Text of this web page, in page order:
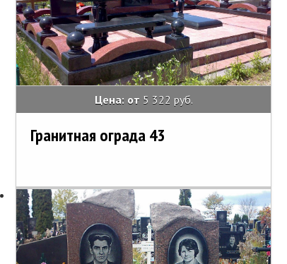
Цена: от 5 322 руб.
Гранитная ограда 43